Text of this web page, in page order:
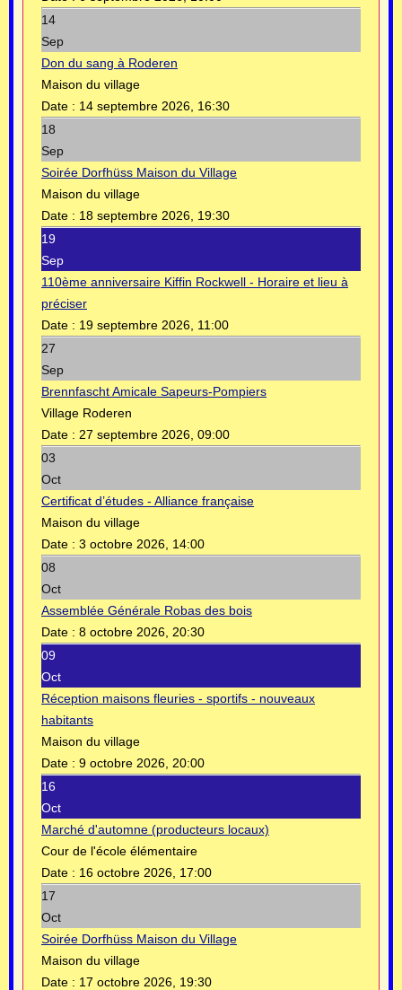
14
Sep
Don du sang à Roderen
Maison du village
Date : 14 septembre 2026, 16:30
18
Sep
Soirée Dorfhüss Maison du Village
Maison du village
Date : 18 septembre 2026, 19:30
19
Sep
110ème anniversaire Kiffin Rockwell - Horaire et lieu à
préciser
Date : 19 septembre 2026, 11:00
27
Sep
Brennfascht Amicale Sapeurs-Pompiers
Village Roderen
Date : 27 septembre 2026, 09:00
03
Oct
Certificat d’études - Alliance française
Maison du village
Date : 3 octobre 2026, 14:00
08
Oct
Assemblée Générale Robas des bois
Date : 8 octobre 2026, 20:30
09
Oct
Réception maisons fleuries - sportifs - nouveaux
habitants
Maison du village
Date : 9 octobre 2026, 20:00
16
Oct
Marché d'automne (producteurs locaux)
Cour de l'école élémentaire
Date : 16 octobre 2026, 17:00
17
Oct
Soirée Dorfhüss Maison du Village
Maison du village
Date : 17 octobre 2026, 19:30